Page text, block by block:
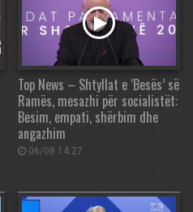
Top News – Shtyllat e ‘Besës’ së
Ramës, mesazhi për socialistët:
Besim, empati, shërbim dhe
angazhim
06/08 14:27